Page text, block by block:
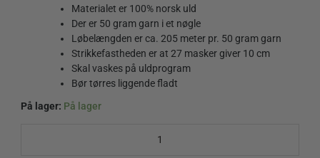
Materialet er 100% norsk uld
Der er 50 gram garn i et nøgle
Løbelængden er ca. 205 meter pr. 50 gram garn
Strikkefastheden er at 27 masker giver 10 cm
Skal vaskes på uldprogram
Bør tørres liggende fladt
På lager: På lager